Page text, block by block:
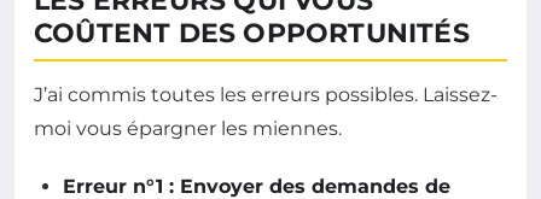
COÛTENT DES OPPORTUNITÉS
J’ai commis toutes les erreurs possibles. Laissez-
moi vous épargner les miennes.
Erreur n°1 : Envoyer des demandes de